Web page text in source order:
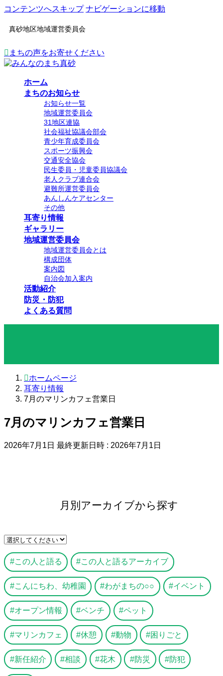
コンテンツへスキップ ナビゲーションに移動
真砂地区地域運営委員会
まちの声をお寄せください
ホーム
まちのお知らせ
お知らせ一覧
地域運営委員会
31地区連協
社会福祉協議会部会
青少年育成委員会
スポーツ振興会
交通安全協会
民生委員・児童委員協議会
老人クラブ連合会
避難所運営委員会
あんしんケアセンター
その他
耳寄り情報
ギャラリー
地域運営委員会
地域運営委員会とは
構成団体
案内図
自治会加入案内
活動紹介
防災・防犯
よくある質問
ホームページ
耳寄り情報
7月のマリンカフェ営業日
7月のマリンカフェ営業日
2026年7月1日 最終更新日時 : 2026年7月1日
月別アーカイブから探す
この人と語る この人と語るアーカイブ
こんにちわ、幼稚園 わがまちの○○ イベント
オープン情報 ベンチ ペット
マリンカフェ 休憩 動物 困りごと
新任紹介 相談 花木 防災 防犯